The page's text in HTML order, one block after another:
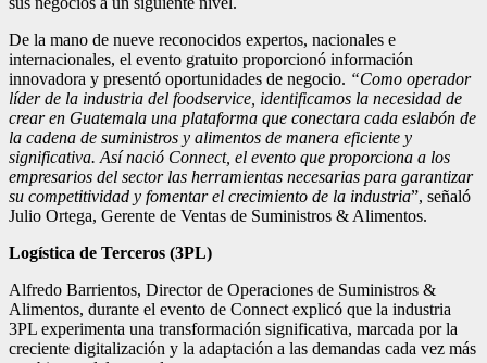
De la mano de nueve reconocidos expertos, nacionales e
internacionales, el evento gratuito proporcionó información
innovadora y presentó oportunidades de negocio. “Como operador
líder de la industria del foodservice, identificamos la necesidad de
crear en Guatemala una plataforma que conectara cada eslabón de
la cadena de suministros y alimentos de manera eficiente y
significativa. Así nació Connect, el evento que proporciona a los
empresarios del sector las herramientas necesarias para garantizar
su competitividad y fomentar el crecimiento de la industria”, señaló
Julio Ortega, Gerente de Ventas de Suministros & Alimentos.
Logística de Terceros (3PL)
Alfredo Barrientos, Director de Operaciones de Suministros &
Alimentos, durante el evento de Connect explicó que la industria
3PL experimenta una transformación significativa, marcada por la
creciente digitalización y la adaptación a las demandas cada vez más